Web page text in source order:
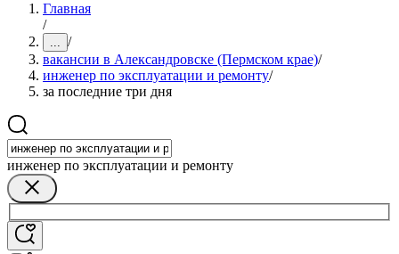
Главная
/
... /
вакансии в Александровске (Пермском крае)/
инженер по эксплуатации и ремонту/
за последние три дня
инженер по эксплуатации и ремонту